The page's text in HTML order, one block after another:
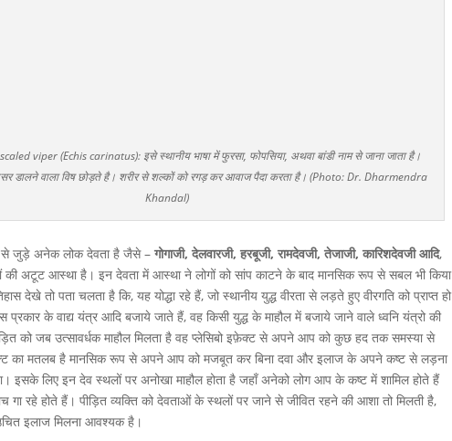
viper (Echis carinatus): इसे स्थानीय भाषा में फुरसा, फोपसिया, अथवा बांडी नाम से जाना जाता है।
डालने वाला विष छोड़ते है। शरीर से शल्कों को रगड़ कर आवाज पैदा करता है। (Photo: Dr. Dharmendra
Khandal)
से जुड़े अनेक लोक देवता है जैसे – गोगाजी, देलवारजी, हरबूजी, रामदेवजी, तेजाजी, कारिशदेवजी आदि,
की अटूट आस्था है। इन देवता में आस्था ने लोगों को सांप काटने के बाद मानसिक रूप से सबल भी किया
देखे तो पता चलता है कि, यह योद्धा रहे हैं, जो स्थानीय युद्ध वीरता से लड़ते हुए वीरगति को प्राप्त हो
के वाद्य यंत्र आदि बजाये जाते हैं, वह किसी युद्ध के माहौल में बजाये जाने वाले ध्वनि यंत्रो की
को जब उत्सावर्धक माहौल मिलता है वह प्लेसिबो इफ़ेक्ट से अपने आप को कुछ हद तक समस्या से
का मतलब है मानसिक रूप से अपने आप को मजबूत कर बिना दवा और इलाज के अपने कष्ट से लड़ना
इसके लिए इन देव स्थलों पर अनोखा माहौल होता है जहाँ अनेको लोग आप के कष्ट में शामिल होते हैं
रहे होते हैं। पीड़ित व्यक्ति को देवताओं के स्थलों पर जाने से जीवित रहने की आशा तो मिलती है,
इलाज मिलना आवश्यक है।